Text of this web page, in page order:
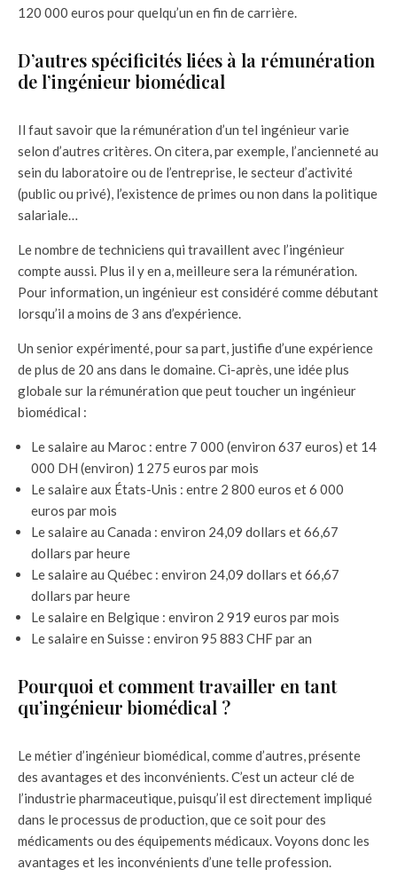
120 000 euros pour quelqu’un en fin de carrière.
D’autres spécificités liées à la rémunération
de l’ingénieur biomédical
Il faut savoir que la rémunération d’un tel ingénieur varie
selon d’autres critères. On citera, par exemple, l’ancienneté au
sein du laboratoire ou de l’entreprise, le secteur d’activité
(public ou privé), l’existence de primes ou non dans la politique
salariale…
Le nombre de techniciens qui travaillent avec l’ingénieur
compte aussi. Plus il y en a, meilleure sera la rémunération.
Pour information, un ingénieur est considéré comme débutant
lorsqu’il a moins de 3 ans d’expérience.
Un senior expérimenté, pour sa part, justifie d’une expérience
de plus de 20 ans dans le domaine. Ci-après, une idée plus
globale sur la rémunération que peut toucher un ingénieur
biomédical :
Le salaire au Maroc : entre 7 000 (environ 637 euros) et 14
000 DH (environ) 1 275 euros par mois
Le salaire aux États-Unis : entre 2 800 euros et 6 000
euros par mois
Le salaire au Canada : environ 24,09 dollars et 66,67
dollars par heure
Le salaire au Québec : environ 24,09 dollars et 66,67
dollars par heure
Le salaire en Belgique : environ 2 919 euros par mois
Le salaire en Suisse : environ 95 883 CHF par an
Pourquoi et comment travailler en tant
qu’ingénieur biomédical ?
Le métier d’ingénieur biomédical, comme d’autres, présente
des avantages et des inconvénients. C’est un acteur clé de
l’industrie pharmaceutique, puisqu’il est directement impliqué
dans le processus de production, que ce soit pour des
médicaments ou des équipements médicaux. Voyons donc les
avantages et les inconvénients d’une telle profession.